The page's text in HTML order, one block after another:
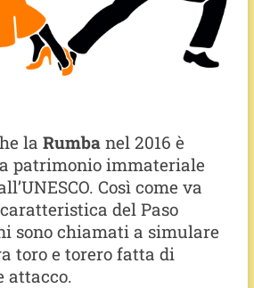
la Rumbanel 2016 è
patrimonio immateriale
Così come va
del Paso
sono chiamati a simulare
toro e torero fatta di
attacco.